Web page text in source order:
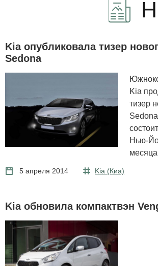
Kia опубликовала тизер
Sedona
Kia
тизер
Нью-
месяца.
5 апреля 2014 Kia (Киа)
Kia обновила компактвэн